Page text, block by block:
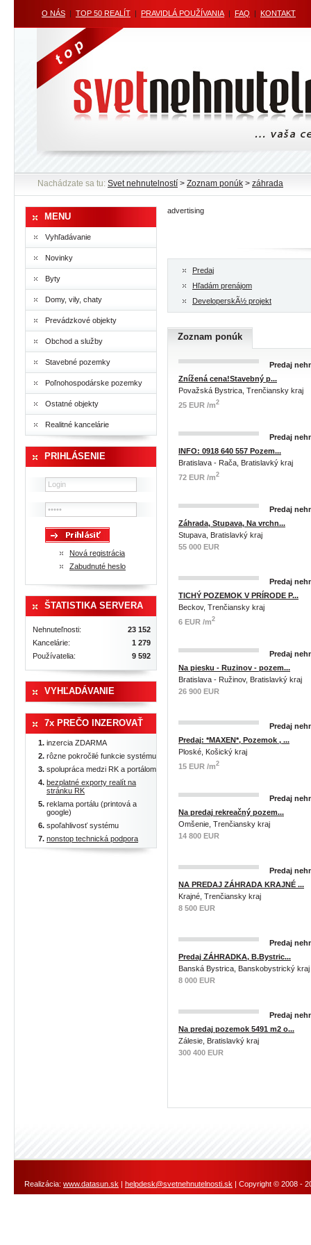
O NÁS | TOP 50 REALÍT | PRAVIDLÁ POUŽÍVANIA | FAQ | KONTAKT
Nachádzate sa tu: Svet nehnutelností > Zoznam ponúk > záhrada
MENU
Vyhľadávanie
Novinky
Byty
Domy, vily, chaty
Prevádzkové objekty
Obchod a služby
Stavebné pozemky
Poľnohospodárske pozemky
Ostatné objekty
Realitné kancelárie
PRIHLÁSENIE
Nová registrácia
Zabudnuté heslo
ŠTATISTIKA SERVERA
Nehnuteľnosti:
23 152
Kancelárie:
1 279
Používatelia:
9 592
VYHĽADÁVANIE
7x PREČO INZEROVAŤ
inzercia ZDARMA
rôzne pokročilé funkcie systému
spolupráca medzi RK a portálom
bezplatné exporty realít na
stránku RK
reklama portálu (printová a
google)
spoľahlivosť systému
nonstop technická podpora
advertising
Predaj
Hľadám prenájom
DeveloperskÃ½ projekt
Zoznam ponúk
Predaj
Znížená cena!Stavebný p...
Považská Bystrica, Trenčiansky kraj
25 EUR /m2
Predaj
INFO: 0918 640 557 Pozem...
Bratislava - Rača, Bratislavký kraj
72 EUR /m2
Predaj
Záhrada, Stupava, Na vrchn...
Stupava, Bratislavký kraj
55 000 EUR
Predaj
TICHÝ POZEMOK V PRÍRODE P...
Beckov, Trenčiansky kraj
6 EUR /m2
Predaj
Na piesku - Ruzinov - pozem...
Bratislava - Ružinov, Bratislavký kraj
26 900 EUR
Predaj
Predaj: *MAXEN*, Pozemok , ...
Ploské, Košický kraj
15 EUR /m2
Predaj
Na predaj rekreačný pozem...
Omšenie, Trenčiansky kraj
14 800 EUR
Predaj
NA PREDAJ ZÁHRADA KRAJNÉ ...
Krajné, Trenčiansky kraj
8 500 EUR
Predaj
Predaj ZÁHRADKA, B.Bystric...
Banská Bystrica, Banskobystrický kraj
8 000 EUR
Predaj
Na predaj pozemok 5491 m2 o...
Zálesie, Bratislavký kraj
300 400 EUR
Realizácia: www.datasun.sk | helpdesk@svetnehnutelnosti.sk | Copyright © 2008 -